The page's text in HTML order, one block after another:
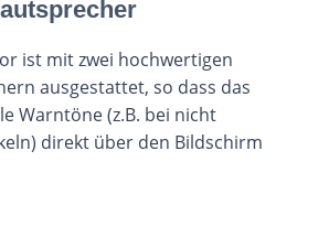
ist mit zwei hochwertigen
ausgestattet, so dass das
Warntöne (z.B. bei nicht
direkt über den Bildschirm